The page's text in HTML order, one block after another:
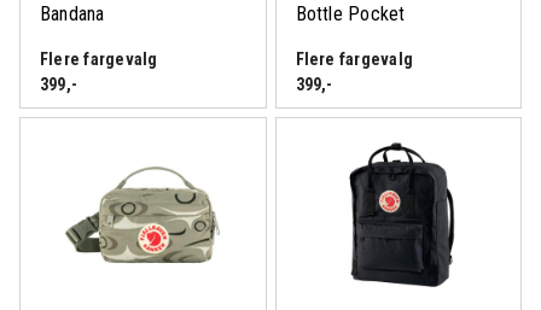
Bandana
Flere fargevalg
399,-
Bottle Pocket
Flere fargevalg
399,-